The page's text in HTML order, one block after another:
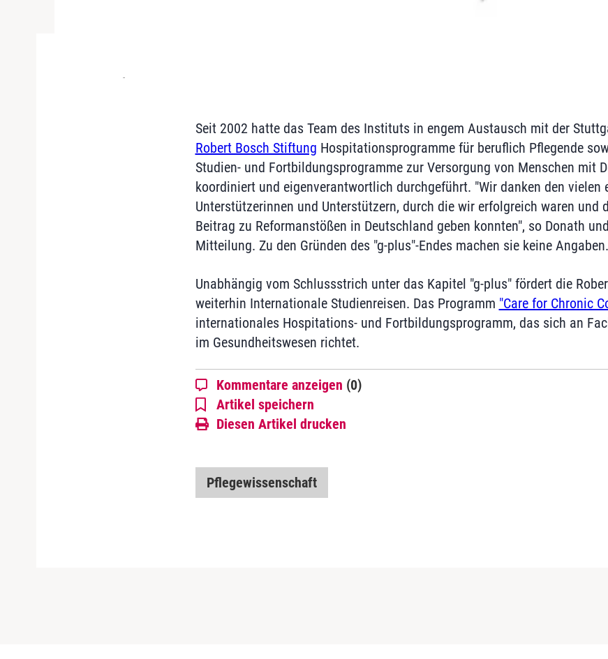
-
Seit 2002 hatte das Team des Instituts in engem Austausch mit der
Robert Bosch Stiftung Hospitationsprogramme für beruflich Pflegende
Studien- und Fortbildungsprogramme zur Versorgung von Menschen mit
koordiniert und eigenverantwortlich durchgeführt. "Wir danken den vielen
Unterstützerinnen und Unterstützern, durch die wir erfolgreich waren und
Beitrag zu Reformanstößen in Deutschland geben konnten", so Donath
Mitteilung. Zu den Gründen des "g-plus"-Endes machen sie keine Angaben.
Unabhängig vom Schlussstrich unter das Kapitel "g-plus" fördert die
weiterhin Internationale Studienreisen. Das Programm "Care for Chronic
internationales Hospitations- und Fortbildungsprogramm, das sich an
im Gesundheitswesen richtet.
Kommentare anzeigen (0)
Artikel speichern
Diesen Artikel drucken
Pflegewissenschaft